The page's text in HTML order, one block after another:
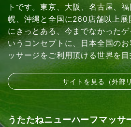
トです。東京、大阪、名古屋、
幌、沖縄と全国に260店舗以上
にきっとある、今までなかった
いうコンセプトに、日本全国の
ッサージをご利用頂ける世界を
サイトを見る（外部
うたたねニューハーフマッサ